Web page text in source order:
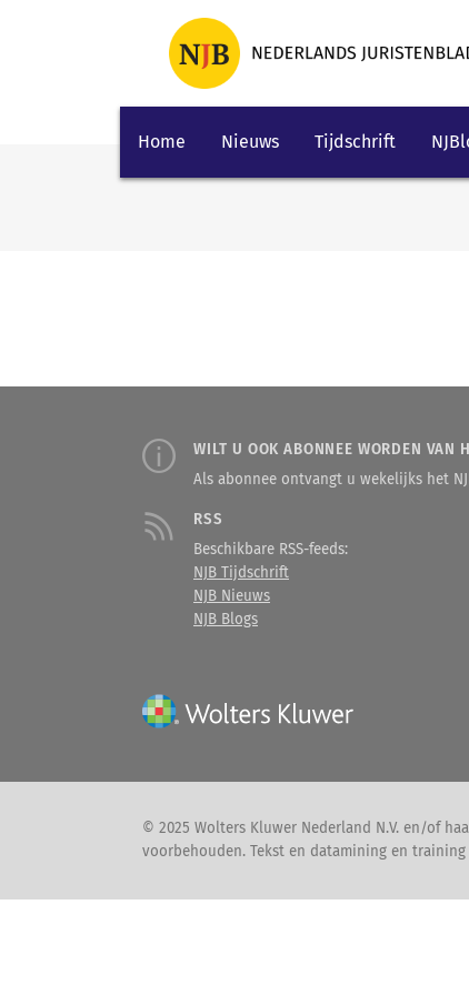
Home Nieuws Tijdschrift
WILT U OOK ABONNEE WORDEN VAN
Als abonnee ontvangt u wekelijks het
RSS
Beschikbare RSS-feeds:
NJB Tijdschrift
NJB Nieuws
NJB Blogs
© 2025 Wolters Kluwer Nederland N.V. en/of
voorbehouden. Tekst en datamining en